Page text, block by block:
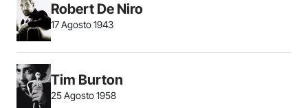
Robert De Niro
17 Agosto 1943
Tim Burton
25 Agosto 1958